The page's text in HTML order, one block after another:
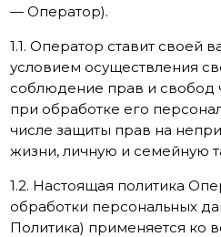
— Оператор).
1.1. Оператор ставит своей
условием осуществления
соблюдение прав и свобод
при обработке его
числе защиты прав на
жизни, личную и семейную
1.2. Настоящая политика
обработки персональных
Политика) применяется ко